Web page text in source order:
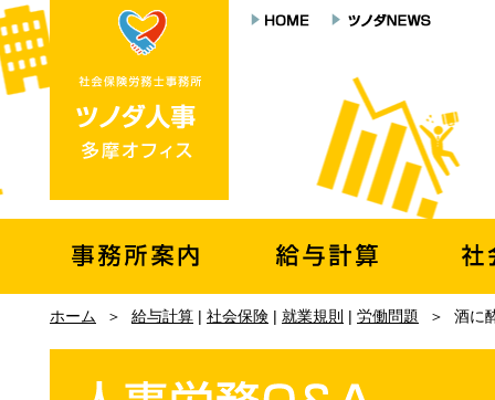
ホーム ＞ 給与計算 | 社会保険 | 就業規則 | 労働問題 ＞ 酒に